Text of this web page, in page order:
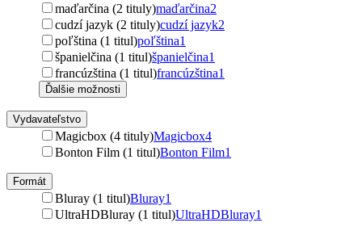
maďarčina (2 tituly)maďarčina2
cudzí jazyk (2 tituly)cudzí jazyk2
poľština (1 titul)poľština1
španielčina (1 titul)španielčina1
francúzština (1 titul)francúzština1
Ďalšie možnosti
Vydavateľstvo
Magicbox (4 tituly)Magicbox4
Bonton Film (1 titul)Bonton Film1
Formát
Bluray (1 titul)Bluray1
UltraHDBluray (1 titul)UltraHDBluray1